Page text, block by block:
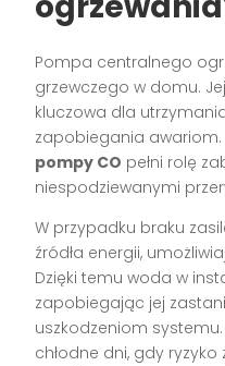
Pompa centralnego
grzewczego w domu.
kluczowa dla
zapobiegania awariom.
pompy CO pełni rolę
niespodziewanymi
W przypadku braku
źródła energii,
Dzięki temu woda w
zapobiegając jej
uszkodzeniom
chłodne dni, gdy